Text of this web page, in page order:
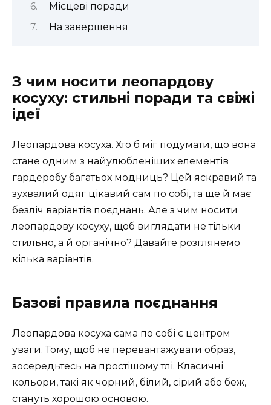
Місцеві поради
На завершення
З чим носити леопардову
косуху: стильні поради та свіжі
ідеї
Леопардова косуха. Хто б міг подумати, що вона
стане одним з найулюбленіших елементів
гардеробу багатьох модниць? Цей яскравий та
зухвалий одяг цікавий сам по собі, та ще й має
безліч варіантів поєднань. Але з чим носити
леопардову косуху, щоб виглядати не тільки
стильно, а й органічно? Давайте розглянемо
кілька варіантів.
Базові правила поєднання
Леопардова косуха сама по собі є центром
уваги. Тому, щоб не перевантажувати образ,
зосередьтесь на простішому тлі. Класичні
кольори, такі як чорний, білий, сірий або беж,
стануть хорошою основою.